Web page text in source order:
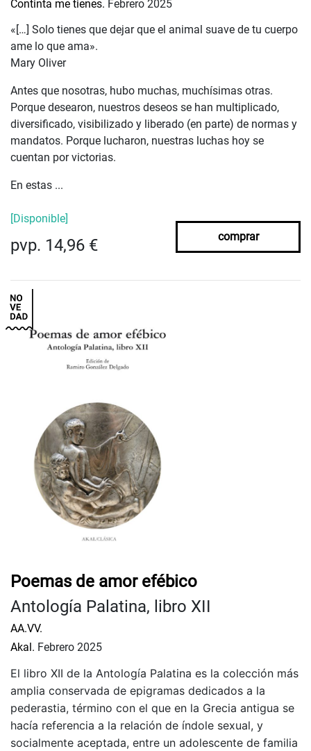
Continta me tienes. Febrero 2025
«[…] Solo tienes que dejar que el animal suave de tu cuerpo
ame lo que ama».
Mary Oliver
Antes que nosotras, hubo muchas, muchísimas otras.
Porque desearon, nuestros deseos se han multiplicado,
diversificado, visibilizado y liberado (en parte) de normas y
mandatos. Porque lucharon, nuestras luchas hoy se
cuentan por victorias.
En estas ...
[Disponible]
pvp. 14,96 € comprar
Poemas de amor efébico
Antología Palatina, libro XII
AA.VV.
Akal. Febrero 2025
El libro XII de la Antología Palatina es la colección más
am­plia conservada de epigramas dedicados a la
pederastia, término con el que en la Grecia antigua se
hacía referencia a la relación de índole sexual, y
socialmente aceptada, entre un adolescente de familia